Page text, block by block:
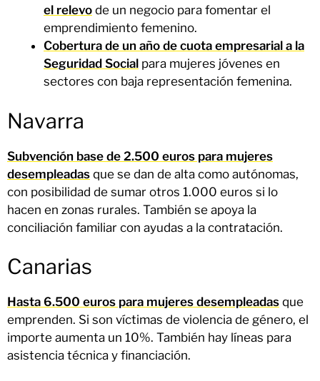
el relevo de un negocio para fomentar el
emprendimiento femenino.
Cobertura de un año de cuota empresarial a la
Seguridad Social para mujeres jóvenes en
sectores con baja representación femenina.
Navarra
Subvención base de 2.500 euros para mujeres
desempleadas que se dan de alta como autónomas,
con posibilidad de sumar otros 1.000 euros si lo
hacen en zonas rurales. También se apoya la
conciliación familiar con ayudas a la contratación.
Canarias
Hasta 6.500 euros para mujeres desempleadas que
emprenden. Si son víctimas de violencia de género, el
importe aumenta un 10%. También hay líneas para
asistencia técnica y financiación.